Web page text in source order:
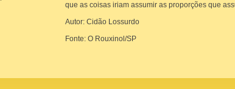
que as coisas iriam assumir as proporções que
Autor: Cidão Lossurdo
Fonte: O Rouxinol/SP